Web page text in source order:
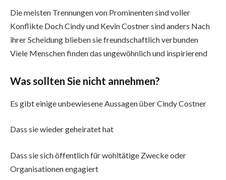
Die meisten Trennungen von Prominenten sind voller
Konflikte Doch Cindy und Kevin Costner sind anders Nach
ihrer Scheidung blieben sie freundschaftlich verbunden
Viele Menschen finden das ungewöhnlich und inspirierend
Was sollten Sie nicht annehmen?
Es gibt einige unbewiesene Aussagen über Cindy Costner
Dass sie wieder geheiratet hat
Dass sie sich öffentlich für wohltätige Zwecke oder
Organisationen engagiert